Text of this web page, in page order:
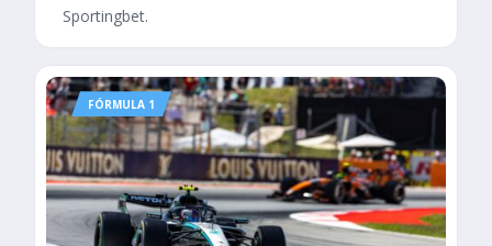
Sportingbet.
FÓRMULA 1